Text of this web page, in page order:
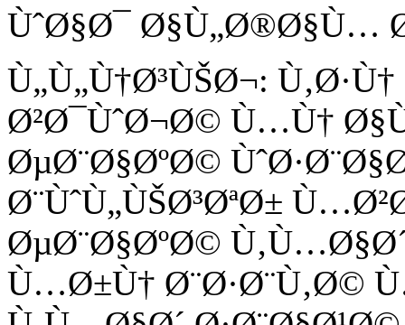
ÙˆØ§Ø¯ Ø§Ù„Ø®Ø§Ù…
Ù„Ù„Ù†Ø³ÙŠØ¬:
Ø²Ø¯ÙˆØ¬Ø© Ù…Ù†
ØµØ¨Ø§ØºØ©
Ø¨ÙˆÙ„ÙŠØ³ØªØ±
ØµØ¨Ø§ØºØ©
Ù…Ø±Ù† Ø¨Ø·Ø¨Ù‚Ø©